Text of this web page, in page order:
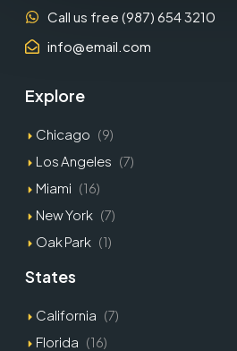
Call us free (987) 654 3210
info@email.com
Explore
Chicago (9)
Los Angeles (7)
Miami (16)
New York (7)
Oak Park (1)
States
California (7)
Florida (16)